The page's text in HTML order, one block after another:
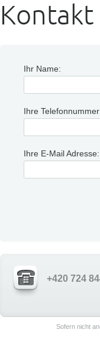
Kontakt
Ihr Name:
Ihre
Ihre E-Mail Adresse:
+420 724
Sofern nicht